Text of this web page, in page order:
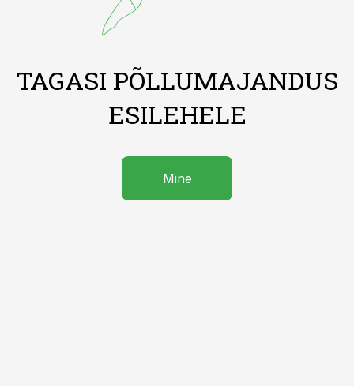
TAGASI PÕLLUMAJANDUS
ESILEHELE
Mine